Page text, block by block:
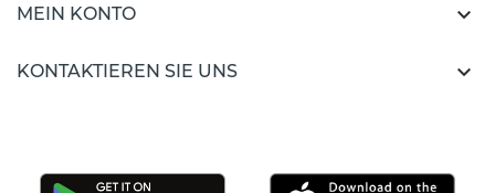
MEIN KONTO 
KONTAKTIEREN SIE UNS 